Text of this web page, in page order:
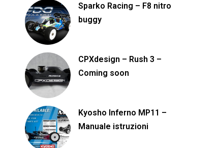
Sparko Racing – F8 nitro
buggy
CPXdesign – Rush 3 –
Coming soon
Kyosho Inferno MP11 –
Manuale istruzioni